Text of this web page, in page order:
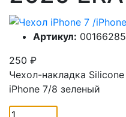
Артикул: 00166285
250 ₽
Чехол-накладка
iPhone 7/8 зеленый